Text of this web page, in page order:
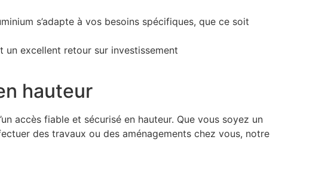
s’adapte à vos besoins spécifiques, que ce soit
excellent retour sur investissement
hauteur
accès fiable et sécurisé en hauteur. Que vous soyez un
des travaux ou des aménagements chez vous, notre